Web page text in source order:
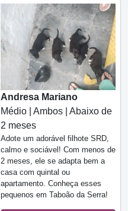
Andresa Mariano
Médio | Ambos | Abaixo de
2 meses
Adote um adorável filhote SRD,
calmo e sociável! Com menos de
2 meses, ele se adapta bem a
casa com quintal ou
apartamento. Conheça esses
pequenos em Taboão da Serra!